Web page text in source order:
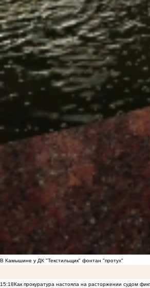
В Камышине у ДК "Текстильщик" фонтан "протух"
15:18Как прокуратура настояла на расторжении судом